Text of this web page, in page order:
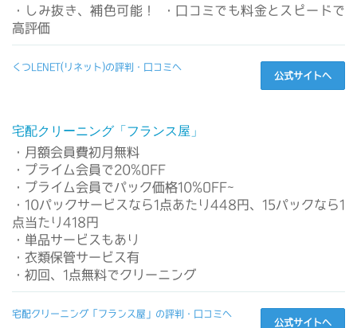
・しみ抜き、補色可能！ ・口コミでも料金とスピードで
高評価
くつLENET(リネット)の評判・口コミへ
公式サイトへ
宅配クリーニング「フランス屋」
・月額会員費初月無料
・プライム会員で20%OFF
・プライム会員でパック価格10%OFF~
・10パックサービスなら1点あたり448円、15パックなら1
点当たり418円
・単品サービスもあり
・衣類保管サービス有
・初回、1点無料でクリーニング
宅配クリーニング「フランス屋」の評判・口コミへ
公式サイトへ